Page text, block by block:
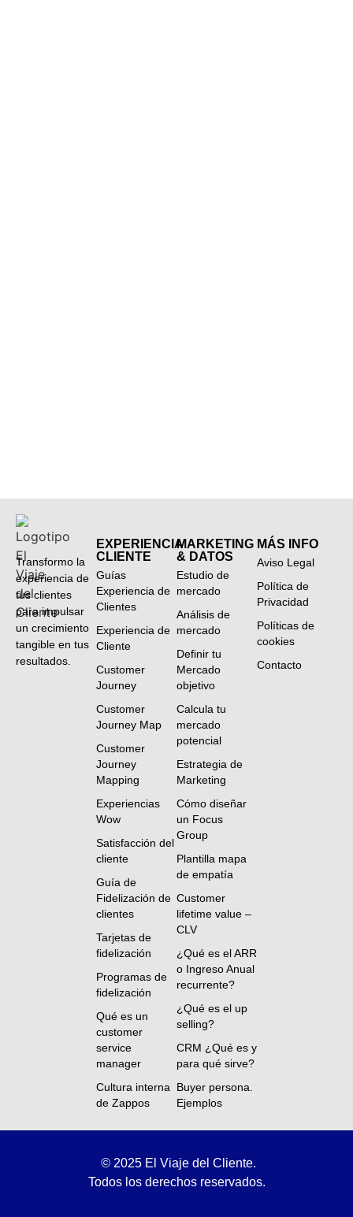
Transformo la
experiencia de
tus clientes
para impulsar
un crecimiento
tangible en tus
resultados.
EXPERIENCIA
CLIENTE
Guías
Experiencia de
Clientes
Experiencia de
Cliente
Customer
Journey
Customer
Journey Map
Customer
Journey
Mapping
Experiencias
Wow
Satisfacción del
cliente
Guía de
Fidelización de
clientes
Tarjetas de
fidelización
Programas de
fidelización
Qué es un
customer
service
manager
Cultura interna
de Zappos
MARKETING
& DATOS
Estudio de
mercado
Análisis de
mercado
Definir tu
Mercado
objetivo
Calcula tu
mercado
potencial
Estrategia de
Marketing
Cómo diseñar
un Focus
Group
Plantilla mapa
de empatía
Customer
lifetime value –
CLV
¿Qué es el ARR
o Ingreso Anual
recurrente?
¿Qué es el up
selling?
CRM ¿Qué es y
para qué sirve?
Buyer persona.
Ejemplos
MÁS INFO
Aviso Legal
Política de
Privacidad
Políticas de
cookies
Contacto
©2025 El Viaje del Cliente.
Todos los derechos reservados.